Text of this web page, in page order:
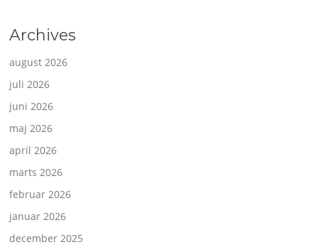
Archives
august 2026
juli 2026
juni 2026
maj 2026
april 2026
marts 2026
februar 2026
januar 2026
december 2025